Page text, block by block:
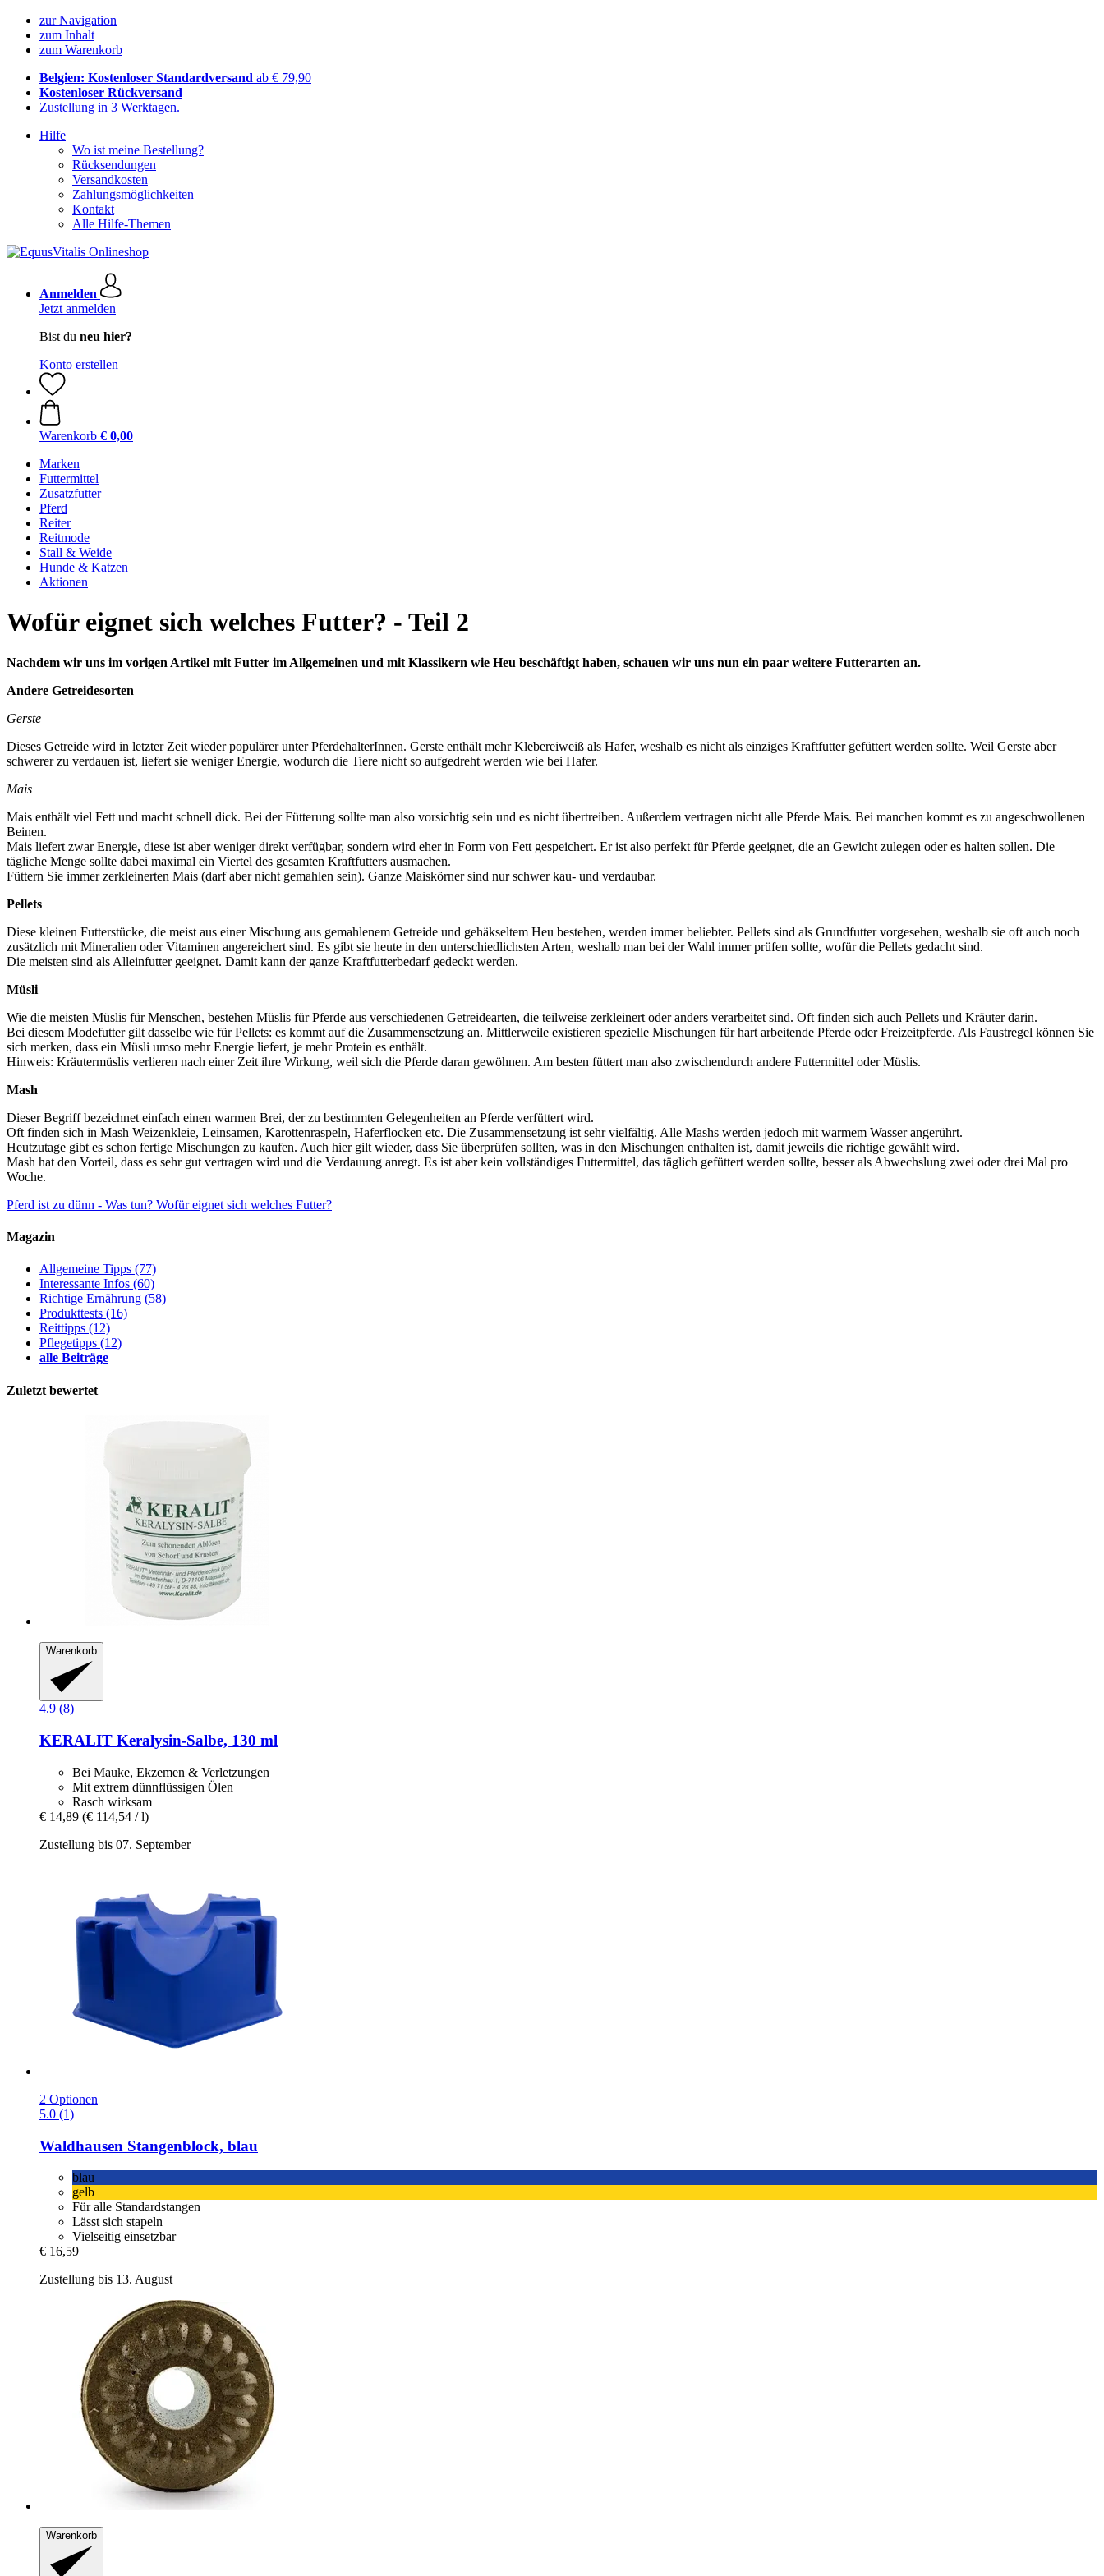
zur Navigation
zum Inhalt
zum Warenkorb
Belgien: Kostenloser Standardversand ab € 79,90
Kostenloser Rückversand
Zustellung in 3 Werktagen.
Hilfe
Wo ist meine Bestellung?
Rücksendungen
Versandkosten
Zahlungsmöglichkeiten
Kontakt
Alle Hilfe-Themen
Anmelden
Jetzt anmelden
Bist du neu hier?
Konto erstellen
Warenkorb € 0,00
Marken
Futtermittel
Zusatzfutter
Pferd
Reiter
Reitmode
Stall & Weide
Hunde & Katzen
Aktionen
Wofür eignet sich welches Futter? - Teil 2
Nachdem wir uns im vorigen Artikel mit Futter im Allgemeinen und mit Klassikern wie Heu beschäftigt haben, schauen wir uns nun ein paar weitere Futterarten an.
Andere Getreidesorten
Gerste
Dieses Getreide wird in letzter Zeit wieder populärer unter PferdehalterInnen. Gerste enthält mehr Klebereiweiß als Hafer, weshalb es nicht als einziges Kraftfutter gefüttert werden sollte. Weil Gerste aber
schwerer zu verdauen ist, liefert sie weniger Energie, wodurch die Tiere nicht so aufgedreht werden wie bei Hafer.
Mais
Mais enthält viel Fett und macht schnell dick. Bei der Fütterung sollte man also vorsichtig sein und es nicht übertreiben. Außerdem vertragen nicht alle Pferde Mais. Bei manchen kommt es zu angeschwollenen
Beinen.
Mais liefert zwar Energie, diese ist aber weniger direkt verfügbar, sondern wird eher in Form von Fett gespeichert. Er ist also perfekt für Pferde geeignet, die an Gewicht zulegen oder es halten sollen. Die
tägliche Menge sollte dabei maximal ein Viertel des gesamten Kraftfutters ausmachen.
Füttern Sie immer zerkleinerten Mais (darf aber nicht gemahlen sein). Ganze Maiskörner sind nur schwer kau- und verdaubar.
Pellets
Diese kleinen Futterstücke, die meist aus einer Mischung aus gemahlenem Getreide und gehäkseltem Heu bestehen, werden immer beliebter. Pellets sind als Grundfutter vorgesehen, weshalb sie oft auch noch
zusätzlich mit Mineralien oder Vitaminen angereichert sind. Es gibt sie heute in den unterschiedlichsten Arten, weshalb man bei der Wahl immer prüfen sollte, wofür die Pellets gedacht sind.
Die meisten sind als Alleinfutter geeignet. Damit kann der ganze Kraftfutterbedarf gedeckt werden.
Müsli
Wie die meisten Müslis für Menschen, bestehen Müslis für Pferde aus verschiedenen Getreidearten, die teilweise zerkleinert oder anders verarbeitet sind. Oft finden sich auch Pellets und Kräuter darin.
Bei diesem Modefutter gilt dasselbe wie für Pellets: es kommt auf die Zusammensetzung an. Mittlerweile existieren spezielle Mischungen für hart arbeitende Pferde oder Freizeitpferde. Als Faustregel können Sie
sich merken, dass ein Müsli umso mehr Energie liefert, je mehr Protein es enthält.
Hinweis: Kräutermüslis verlieren nach einer Zeit ihre Wirkung, weil sich die Pferde daran gewöhnen. Am besten füttert man also zwischendurch andere Futtermittel oder Müslis.
Mash
Dieser Begriff bezeichnet einfach einen warmen Brei, der zu bestimmten Gelegenheiten an Pferde verfüttert wird.
Oft finden sich in Mash Weizenkleie, Leinsamen, Karottenraspeln, Haferflocken etc. Die Zusammensetzung ist sehr vielfältig. Alle Mashs werden jedoch mit warmem Wasser angerührt.
Heutzutage gibt es schon fertige Mischungen zu kaufen. Auch hier gilt wieder, dass Sie überprüfen sollten, was in den Mischungen enthalten ist, damit jeweils die richtige gewählt wird.
Mash hat den Vorteil, dass es sehr gut vertragen wird und die Verdauung anregt. Es ist aber kein vollständiges Futtermittel, das täglich gefüttert werden sollte, besser als Abwechslung zwei oder drei Mal pro
Woche.
Pferd ist zu dünn - Was tun? Wofür eignet sich welches Futter?
Magazin
Allgemeine Tipps (77)
Interessante Infos (60)
Richtige Ernährung (58)
Produkttests (16)
Reittipps (12)
Pflegetipps (12)
alle Beiträge
Zuletzt bewertet
Warenkorb
4.9 (8)
KERALIT Keralysin-​Salbe, 130 ml
Bei Mauke, Ekzemen & Verletzungen
Mit extrem dünnflüssigen Ölen
Rasch wirksam
€ 14,89 (€ 114,54 / l)
Zustellung bis 07. September
2 Optionen
5.0 (1)
Waldhausen Stangenblock, blau
blau
gelb
Für alle Standardstangen
Lässt sich stapeln
Vielseitig einsetzbar
€ 16,59
Zustellung bis 13. August
Warenkorb